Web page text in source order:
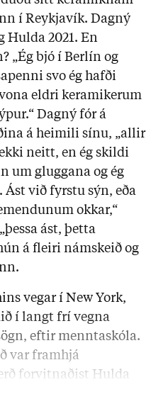
í Reykjavík. Dagný
Hulda 2021. En
„Ég bjó í Berlín og
svo ég hafði
eldri keramikerum
Dagný fór á
á heimili sínu, „allir
neitt, en ég skildi
um gluggana og ég
við fyrstu sýn, eða
okkar,“
ást, þetta
á fleiri námskeið og
vegar í New York,
í langt frí vegna
eftir menntaskóla.
var framhjá
forvitnaðist Hulda